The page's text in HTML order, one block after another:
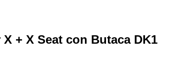
+ X Seat con Butaca DK1